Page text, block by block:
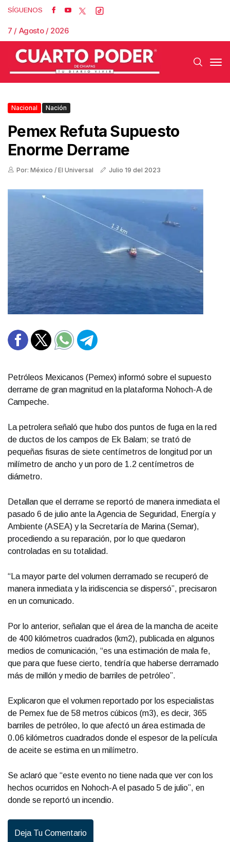
SÍGUENOS
7 / Agosto / 2026
Nacional Nación
Pemex Refuta Supuesto
Enorme Derrame
Por: México / El Universal Julio 19 del 2023
Petróleos Mexicanos (Pemex) informó sobre el supuesto
derrame de gran magnitud en la plataforma Nohoch-A de
Campeche.
La petrolera señaló que hubo dos puntos de fuga en la red
de ductos de los campos de Ek Balam; se trató de
pequeñas fisuras de siete centímetros de longitud por un
milímetro de ancho y un poro de 1.2 centímetros de
diámetro.
Detallan que el derrame se reportó de manera inmediata el
pasado 6 de julio ante la Agencia de Seguridad, Energía y
Ambiente (ASEA) y la Secretaría de Marina (Semar),
procediendo a su reparación, por lo que quedaron
controladas en su totalidad.
“La mayor parte del volumen derramado se recuperó de
manera inmediata y la iridiscencia se dispersó”, precisaron
en un comunicado.
Por lo anterior, señalan que el área de la mancha de aceite
de 400 kilómetros cuadrados (km2), publicada en algunos
medios de comunicación, “es una estimación de mala fe,
que para que fuese cierto, tendría que haberse derramado
más de millón y medio de barriles de petróleo”.
Explicaron que el volumen reportado por los especialistas
de Pemex fue de 58 metros cúbicos (m3), es decir, 365
barriles de petróleo, lo que afectó un área estimada de
0.06 kilómetros cuadrados donde el espesor de la película
de aceite se estima en un milímetro.
Se aclaró que “este evento no tiene nada que ver con los
hechos ocurridos en Nohoch-A el pasado 5 de julio”, en
donde se reportó un incendio.
Deja Tu Comentario